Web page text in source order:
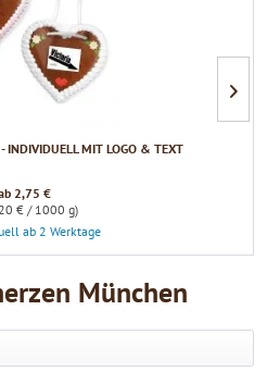
INDIVIDUELL MIT LOGO & TEXT
2,75 €
€ / 1000 g)
ab 2 Werktage
München